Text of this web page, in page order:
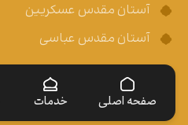
صفحه اصلی خدمات
آستان مقدس عسکریین
آستان مقدس عباسی